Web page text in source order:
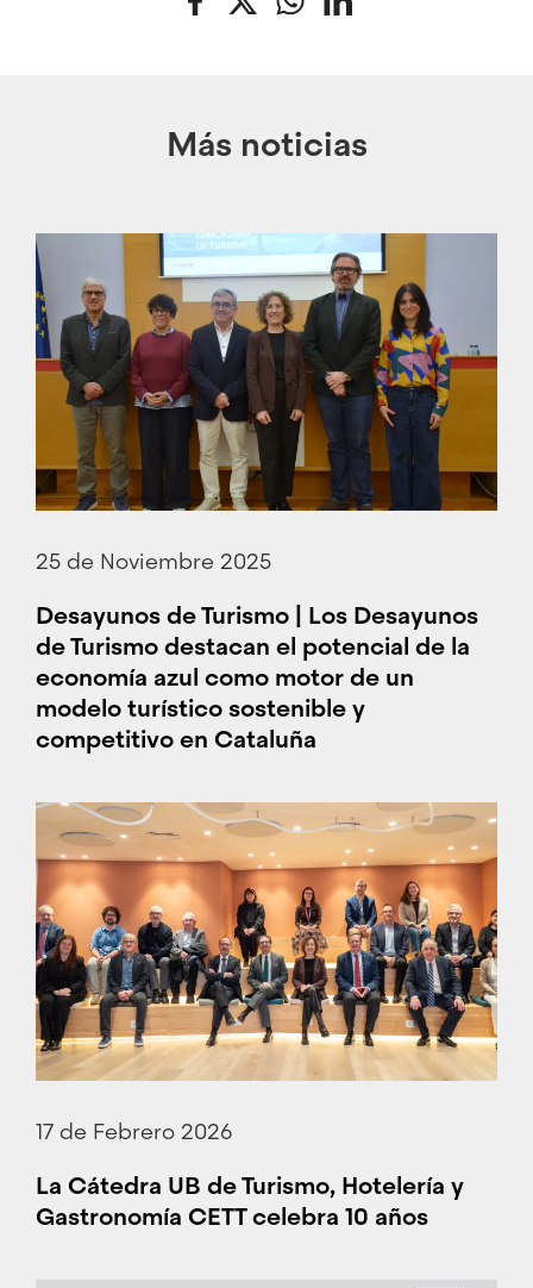
Más noticias
25 de Noviembre 2025
Desayunos de Turismo | Los Desayunos
de Turismo destacan el potencial de la
economía azul como motor de un
modelo turístico sostenible y
competitivo en Cataluña
17 de Febrero 2026
La Cátedra UB de Turismo, Hotelería y
Gastronomía CETT celebra 10 años